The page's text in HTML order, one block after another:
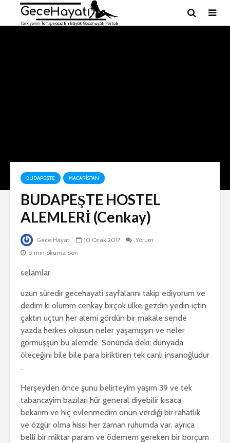
BUDAPEŞTE MACARISTAN
BUDAPEŞTE HOSTEL
ALEMLERİ (Cenkay)
Gece Hayatı 10 Ocak 2017
Yorum
5 min okuma Son
selamlar
uzun süredir gecehayati sayfalarını takip ediyorum ve
dedim ki olumm cenkay birçok ülke gezdin yedin içtin
çaktın uçtun her alemi gördün bir makale sende
yazda herkes okusun neler yaşamışşın ve neler
görmüşşün bu alemde. Sonunda deki; dünyada
öleceğini bile bile para biriktiren tek canlı insanoğludur
.
Herşeyden önce şunu belirteyim yaşım 39 ve tek
tabancayim bazıları hür general diyebilir kısaca
bekarım ve hiç evlenmedim onun verdiği bir rahatlık
ve özgür olma hissi her zaman ruhumda var. ayrıca
belli bir miktar param ve ödemem gereken bir borçum